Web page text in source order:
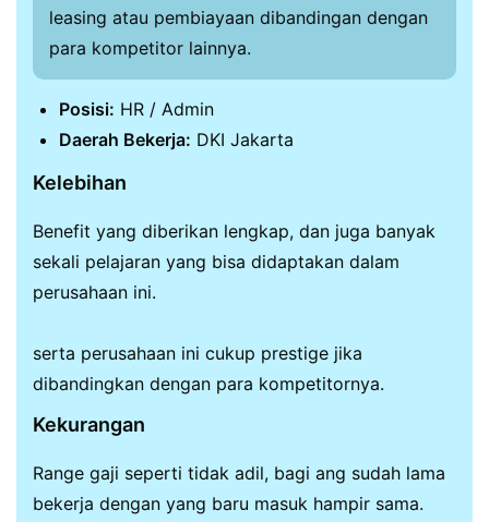
leasing atau pembiayaan dibandingan dengan
para kompetitor lainnya.
Posisi: HR / Admin
Daerah Bekerja: DKI Jakarta
Kelebihan
Benefit yang diberikan lengkap, dan juga banyak
sekali pelajaran yang bisa didaptakan dalam
perusahaan ini.
serta perusahaan ini cukup prestige jika
dibandingkan dengan para kompetitornya.
Kekurangan
Range gaji seperti tidak adil, bagi ang sudah lama
bekerja dengan yang baru masuk hampir sama.